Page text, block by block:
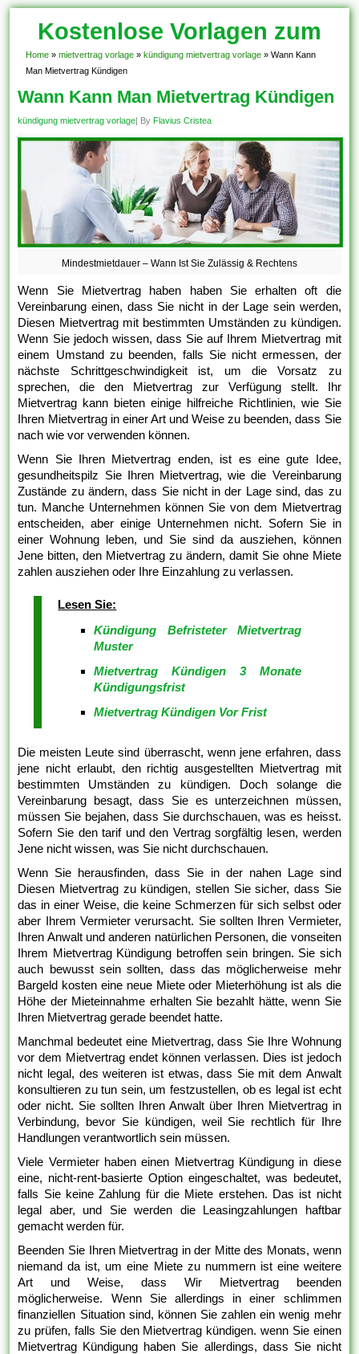
Kostenlose Vorlagen zum
Download!
Home » mietvertrag vorlage » kündigung mietvertrag vorlage » Wann Kann
Man Mietvertrag Kündigen
Wann Kann Man Mietvertrag Kündigen
kündigung mietvertrag vorlage| By Flavius Cristea
Mindestmietdauer – Wann Ist Sie Zulässig & Rechtens
Wenn Sie Mietvertrag haben haben Sie erhalten oft die
Vereinbarung einen, dass Sie nicht in der Lage sein werden,
Diesen Mietvertrag mit bestimmten Umständen zu kündigen.
Wenn Sie jedoch wissen, dass Sie auf Ihrem Mietvertrag mit
einem Umstand zu beenden, falls Sie nicht ermessen, der
nächste Schrittgeschwindigkeit ist, um die Vorsatz zu
sprechen, die den Mietvertrag zur Verfügung stellt. Ihr
Mietvertrag kann bieten einige hilfreiche Richtlinien, wie Sie
Ihren Mietvertrag in einer Art und Weise zu beenden, dass Sie
nach wie vor verwenden können.
Wenn Sie Ihren Mietvertrag enden, ist es eine gute Idee,
gesundheitspilz Sie Ihren Mietvertrag, wie die Vereinbarung
Zustände zu ändern, dass Sie nicht in der Lage sind, das zu
tun. Manche Unternehmen können Sie von dem Mietvertrag
entscheiden, aber einige Unternehmen nicht. Sofern Sie in
einer Wohnung leben, und Sie sind da ausziehen, können
Jene bitten, den Mietvertrag zu ändern, damit Sie ohne Miete
zahlen ausziehen oder Ihre Einzahlung zu verlassen.
Lesen Sie:
Kündigung Befristeter Mietvertrag
Muster
Mietvertrag Kündigen 3 Monate
Kündigungsfrist
Mietvertrag Kündigen Vor Frist
Die meisten Leute sind überrascht, wenn jene erfahren, dass
jene nicht erlaubt, den richtig ausgestellten Mietvertrag mit
bestimmten Umständen zu kündigen. Doch solange die
Vereinbarung besagt, dass Sie es unterzeichnen müssen,
müssen Sie bejahen, dass Sie durchschauen, was es heisst.
Sofern Sie den tarif und den Vertrag sorgfältig lesen, werden
Jene nicht wissen, was Sie nicht durchschauen.
Wenn Sie herausfinden, dass Sie in der nahen Lage sind
Diesen Mietvertrag zu kündigen, stellen Sie sicher, dass Sie
das in einer Weise, die keine Schmerzen für sich selbst oder
aber Ihrem Vermieter verursacht. Sie sollten Ihren Vermieter,
Ihren Anwalt und anderen natürlichen Personen, die vonseiten
Ihrem Mietvertrag Kündigung betroffen sein bringen. Sie sich
auch bewusst sein sollten, dass das möglicherweise mehr
Bargeld kosten eine neue Miete oder Mieterhöhung ist als die
Höhe der Mieteinnahme erhalten Sie bezahlt hätte, wenn Sie
Ihren Mietvertrag gerade beendet hatte.
Manchmal bedeutet eine Mietvertrag, dass Sie Ihre Wohnung
vor dem Mietvertrag endet können verlassen. Dies ist jedoch
nicht legal, des weiteren ist etwas, dass Sie mit dem Anwalt
konsultieren zu tun sein, um festzustellen, ob es legal ist echt
oder nicht. Sie sollten Ihren Anwalt über Ihren Mietvertrag in
Verbindung, bevor Sie kündigen, weil Sie rechtlich für Ihre
Handlungen verantwortlich sein müssen.
Viele Vermieter haben einen Mietvertrag Kündigung in diese
eine, nicht-rent-basierte Option eingeschaltet, was bedeutet,
falls Sie keine Zahlung für die Miete erstehen. Das ist nicht
legal aber, und Sie werden die Leasingzahlungen haftbar
gemacht werden für.
Beenden Sie Ihren Mietvertrag in der Mitte des Monats, wenn
niemand da ist, um eine Miete zu nummern ist eine weitere
Art und Weise, dass Wir Mietvertrag beenden
möglicherweise. Wenn Sie allerdings in einer schlimmen
finanziellen Situation sind, können Sie zahlen ein wenig mehr
zu prüfen, falls Sie den Mietvertrag kündigen. wenn Sie einen
Mietvertrag Kündigung haben Sie allerdings, dass Sie nicht